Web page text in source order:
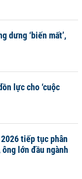
dưng ‘biến mất’,
lực cho ‘cuộc
tiếp tục phân
lớn đầu ngành